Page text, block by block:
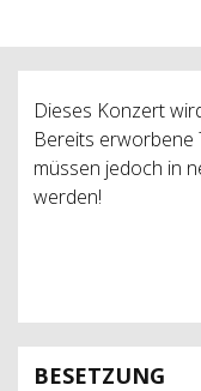
Dieses Konzert
Bereits erworbene
müssen jedoch in
werden!
BESETZUNG